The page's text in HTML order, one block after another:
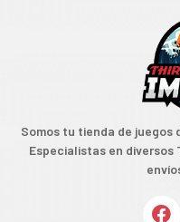
Somos tu tienda de juegos
Especialistas en diversos